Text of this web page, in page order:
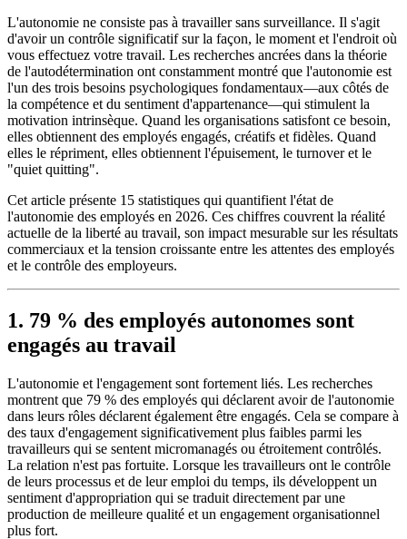
L'autonomie ne consiste pas à travailler sans surveillance. Il s'agit
d'avoir un contrôle significatif sur la façon, le moment et l'endroit où
vous effectuez votre travail. Les recherches ancrées dans la théorie
de l'autodétermination ont constamment montré que l'autonomie est
l'un des trois besoins psychologiques fondamentaux—aux côtés de
la compétence et du sentiment d'appartenance—qui stimulent la
motivation intrinsèque. Quand les organisations satisfont ce besoin,
elles obtiennent des employés engagés, créatifs et fidèles. Quand
elles le répriment, elles obtiennent l'épuisement, le turnover et le
"quiet quitting".
Cet article présente 15 statistiques qui quantifient l'état de
l'autonomie des employés en 2026. Ces chiffres couvrent la réalité
actuelle de la liberté au travail, son impact mesurable sur les résultats
commerciaux et la tension croissante entre les attentes des employés
et le contrôle des employeurs.
1. 79 % des employés autonomes sont
engagés au travail
L'autonomie et l'engagement sont fortement liés. Les recherches
montrent que 79 % des employés qui déclarent avoir de l'autonomie
dans leurs rôles déclarent également être engagés. Cela se compare à
des taux d'engagement significativement plus faibles parmi les
travailleurs qui se sentent micromanagés ou étroitement contrôlés.
La relation n'est pas fortuite. Lorsque les travailleurs ont le contrôle
de leurs processus et de leur emploi du temps, ils développent un
sentiment d'appropriation qui se traduit directement par une
production de meilleure qualité et un engagement organisationnel
plus fort.